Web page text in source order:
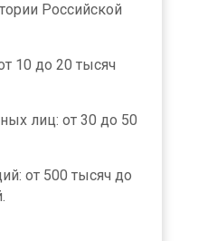
Российской
10 до 20 тысяч
лиц: от 30 до 50
от 500 тысяч до